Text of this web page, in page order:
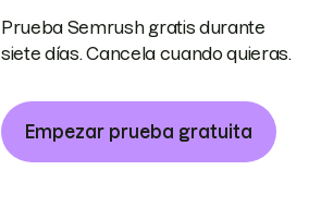
Prueba Semrush gratis durante
siete días. Cancela cuando quieras.
Empezar prueba gratuita